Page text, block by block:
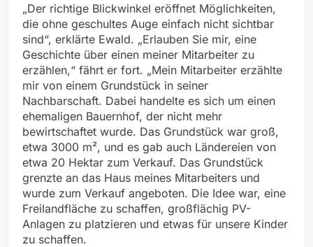
„Der richtige Blickwinkel eröffnet Möglichkeiten,
die ohne geschultes Auge einfach nicht sichtbar
sind“, erklärte Ewald. „Erlauben Sie mir, eine
Geschichte über einen meiner Mitarbeiter zu
erzählen,“ fährt er fort. „Mein Mitarbeiter erzählte
mir von einem Grundstück in seiner
Nachbarschaft. Dabei handelte es sich um einen
ehemaligen Bauernhof, der nicht mehr
bewirtschaftet wurde. Das Grundstück war groß,
etwa 3000 m², und es gab auch Ländereien von
etwa 20 Hektar zum Verkauf. Das Grundstück
grenzte an das Haus meines Mitarbeiters und
wurde zum Verkauf angeboten. Die Idee war, eine
Freilandfläche zu schaffen, großflächig PV-
Anlagen zu platzieren und etwas für unsere Kinder
zu schaffen.